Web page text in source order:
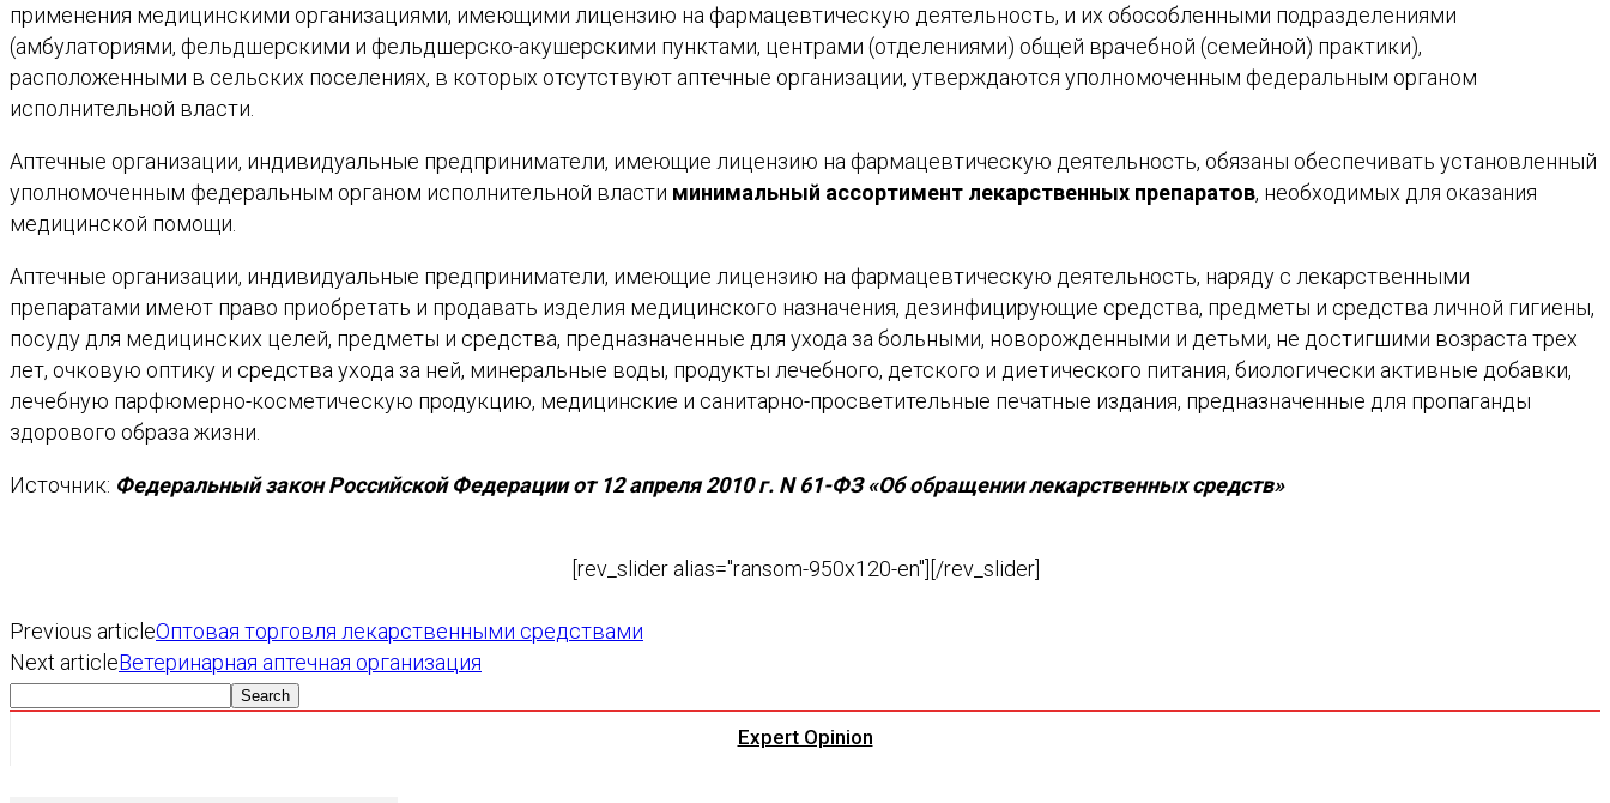
применения медицинскими организациями, имеющими лицензию на фармацевтическую деятельность, и их обособленными подразделениями
(амбулаториями, фельдшерскими и фельдшерско-акушерскими пунктами, центрами (отделениями) общей врачебной (семейной) практики),
расположенными в сельских поселениях, в которых отсутствуют аптечные организации, утверждаются уполномоченным федеральным органом
исполнительной власти.
Аптечные организации, индивидуальные предприниматели, имеющие лицензию на фармацевтическую деятельность, обязаны обеспечивать установленный
уполномоченным федеральным органом исполнительной власти минимальный ассортимент лекарственных препаратов, необходимых для оказания
медицинской помощи.
Аптечные организации, индивидуальные предприниматели, имеющие лицензию на фармацевтическую деятельность, наряду с лекарственными
препаратами имеют право приобретать и продавать изделия медицинского назначения, дезинфицирующие средства, предметы и средства личной гигиены,
посуду для медицинских целей, предметы и средства, предназначенные для ухода за больными, новорожденными и детьми, не достигшими возраста трех
лет, очковую оптику и средства ухода за ней, минеральные воды, продукты лечебного, детского и диетического питания, биологически активные добавки,
лечебную парфюмерно-косметическую продукцию, медицинские и санитарно-просветительные печатные издания, предназначенные для пропаганды
здорового образа жизни.
Источник: Федеральный закон Российской Федерации от 12 апреля 2010 г. N 61-ФЗ «Об обращении лекарственных средств»
[rev_slider alias="ransom-950x120-en"][/rev_slider]
Previous articleОптовая торговля лекарственными средствами
Next articleВетеринарная аптечная организация
Expert Opinion